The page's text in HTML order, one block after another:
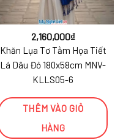
2,160,000₫
Khăn Lụa Tơ Tằm Họa Tiết
Lá Dâu Đỏ 180x58cm MNV-
KLLS05-6
THÊM VÀO GIỎ
HÀNG